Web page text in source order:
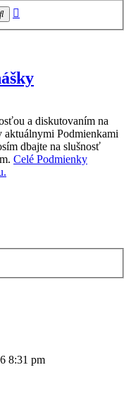
Hľadať
a diskutovaním na
aktuálnymi Podmienkami
dbajte na slušnosť
Celé Podmienky
8:31 pm